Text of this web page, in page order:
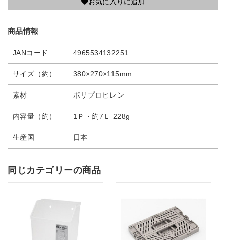
商品情報
JANコード 4965534132251
サイズ（約） 380×270×115mm
素材 ポリプロピレン
内容量（約） 1Ｐ・約7Ｌ 228g
生産国 日本
同じカテゴリーの商品